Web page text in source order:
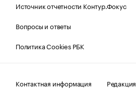
Источник отчетности Контур.Фокус
Вопросы и ответы
Политика Cookies РБК
Контактная информация Редакция